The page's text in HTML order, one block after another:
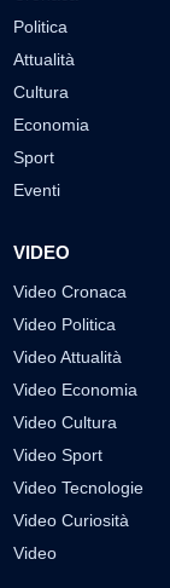
Politica
Attualità
Cultura
Economia
Sport
Eventi
VIDEO
Video Cronaca
Video Politica
Video Attualità
Video Economia
Video Cultura
Video Sport
Video Tecnologie
Video Curiosità
Video